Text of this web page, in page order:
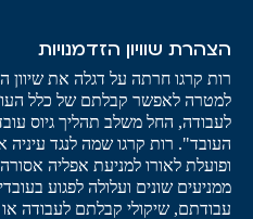
הצהרת שוויון הזדמנויות
רות קרגו חרתה על דגלה את שיוון
למטרה לאפשר קבלתם של כלל
לעבודה, החל משלב תהליך גיוס
העובד". רות קרגו שמה לנגד עיניה
ופועלת לאורו למניעת אפליה
ממניעים שונים ועלולה לפגוע
עבודתם, שיקולי קבלתם לעבודה